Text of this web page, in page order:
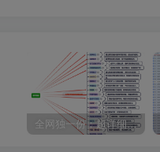
全网独一份：超详细的40+个自媒体赛道领域解析手册，让你的内容创作不再局限！